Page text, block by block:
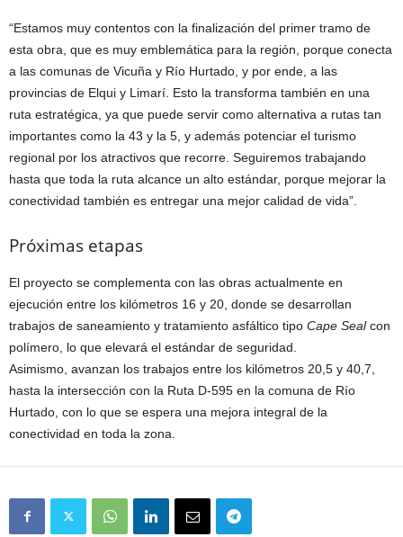
“Estamos muy contentos con la finalización del primer tramo de
esta obra, que es muy emblemática para la región, porque conecta
a las comunas de Vicuña y Río Hurtado, y por ende, a las
provincias de Elqui y Limarí. Esto la transforma también en una
ruta estratégica, ya que puede servir como alternativa a rutas tan
importantes como la 43 y la 5, y además potenciar el turismo
regional por los atractivos que recorre. Seguiremos trabajando
hasta que toda la ruta alcance un alto estándar, porque mejorar la
conectividad también es entregar una mejor calidad de vida”.
Próximas etapas
El proyecto se complementa con las obras actualmente en
ejecución entre los kilómetros 16 y 20, donde se desarrollan
trabajos de saneamiento y tratamiento asfáltico tipo Cape Sealcon
polímero, lo que elevará el estándar de seguridad.
Asimismo, avanzan los trabajos entre los kilómetros 20,5 y 40,7,
hasta la intersección con la Ruta D-595 en la comuna de Río
Hurtado, con lo que se espera una mejora integral de la
conectividad en toda la zona.